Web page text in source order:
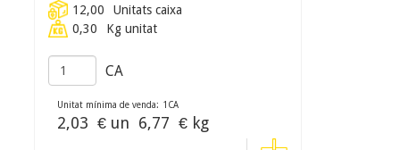
12,00
Unitats caixa
0,30
Kg unitat
CA
Unitat mínima de venda: 1 CA
2,03 € un 6,77 € kg